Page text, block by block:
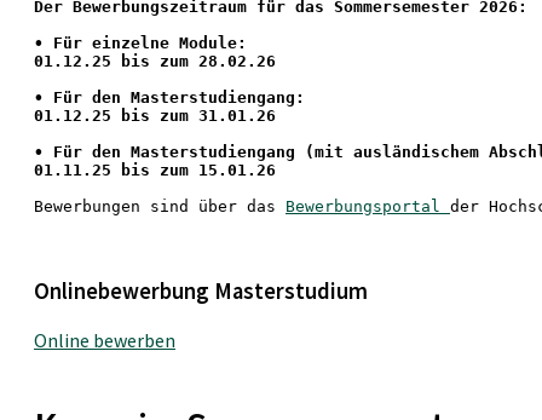
Der Bewerbungszeitraum für das Sommersemester 2026:
• Für einzelne Module:
01.12.25 bis zum 28.02.26
• Für den Masterstudiengang:
01.12.25 bis zum 31.01.26
• Für den Masterstudiengang (mit ausländischem
01.11.25 bis zum 15.01.26
Bewerbungen sind über das Bewerbungsportal der
Onlinebewerbung Masterstudium
Online bewerben